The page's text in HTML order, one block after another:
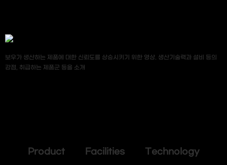
보우가 생산하는 제품에 대한 신뢰도를 상승시키기 위한 영상. 생산기술력과 설비 등의
강점, 취급하는 제품군 등을 소개
Product Facilities Technology